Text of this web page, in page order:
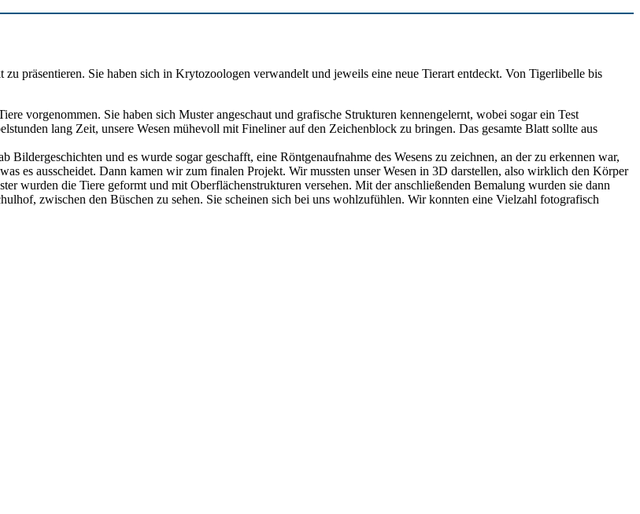
präsentieren. Sie haben sich in Krytozoologen verwandelt und jeweils eine neue Tierart entdeckt. Von Tigerlibelle bis
vorgenommen. Sie haben sich Muster angeschaut und grafische Strukturen kennengelernt, wobei sogar ein Test
lang Zeit, unsere Wesen mühevoll mit Fineliner auf den Zeichenblock zu bringen. Das gesamte Blatt sollte aus
und es wurde sogar geschafft, eine Röntgenaufnahme des Wesens zu zeichnen, an der zu erkennen war,
es ausscheidet. Dann kamen wir zum finalen Projekt. Wir mussten unser Wesen in 3D darstellen, also wirklich den Körper
wurden die Tiere geformt und mit Oberflächenstrukturen versehen. Mit der anschließenden Bemalung wurden sie dann
zwischen den Büschen zu sehen. Sie scheinen sich bei uns wohlzufühlen. Wir konnten eine Vielzahl fotografisch